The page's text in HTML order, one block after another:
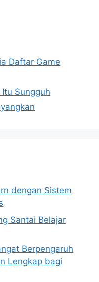
Daftar Game
Sungguh
dengan Sistem
Santai Belajar
Berpengaruh
Lengkap bagi